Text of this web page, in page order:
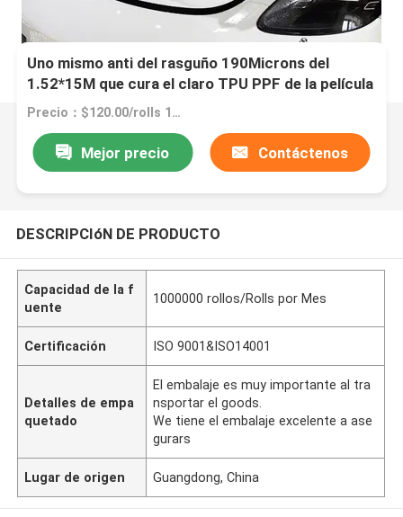
Uno mismo anti del rasguño 190Microns del
1.52*15M que cura el claro TPU PPF de la película
protectora de TPU
Precio：$120.00/rolls 1-14 rolls
Mejor precio Contáctenos
DESCRIPCIóN DE PRODUCTO
Capacidad de la f
uente
1000000 rollos/Rolls por Mes
Certificación ISO 9001&ISO14001
Detalles de empa
quetado
El embalaje es muy importante al tra
nsportar el goods.
We tiene el embalaje excelente a ase
gurars
Lugar de origen Guangdong, China